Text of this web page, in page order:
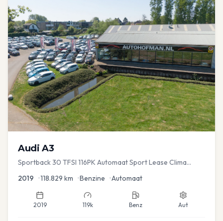
Audi A3
Sportback 30 TFSI 116PK Automaat Sport Lease Clima
2019 •118.829 km •Benzine •Automaat
2019 119k Benz Aut